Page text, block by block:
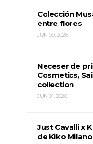
Colección
entre flores
JUN 09, 2026
Neceser de
Cosmetics,
collection
JUN 01, 2026
Just Cavalli x
de Kiko Milano